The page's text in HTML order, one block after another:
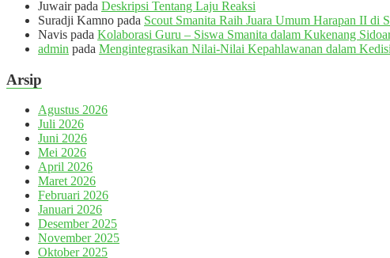
Juwairpada Deskripsi Tentang Laju Reaksi
Suradji Kamno pada Scout Smanita Raih Juara Umum Harapan II di
Navis pada Kolaborasi Guru – Siswa Smanita dalam Kukenang
admin pada Mengintegrasikan Nilai-Nilai Kepahlawanan dalam
Arsip
Agustus 2026
Juli 2026
Juni 2026
Mei 2026
April 2026
Maret 2026
Februari 2026
Januari 2026
Desember 2025
November 2025
Oktober 2025